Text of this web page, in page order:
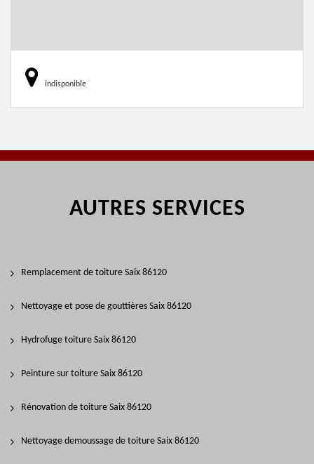
indisponible
AUTRES SERVICES
Remplacement de toiture Saix 86120
Nettoyage et pose de gouttières Saix 86120
Hydrofuge toiture Saix 86120
Peinture sur toiture Saix 86120
Rénovation de toiture Saix 86120
Nettoyage demoussage de toiture Saix 86120